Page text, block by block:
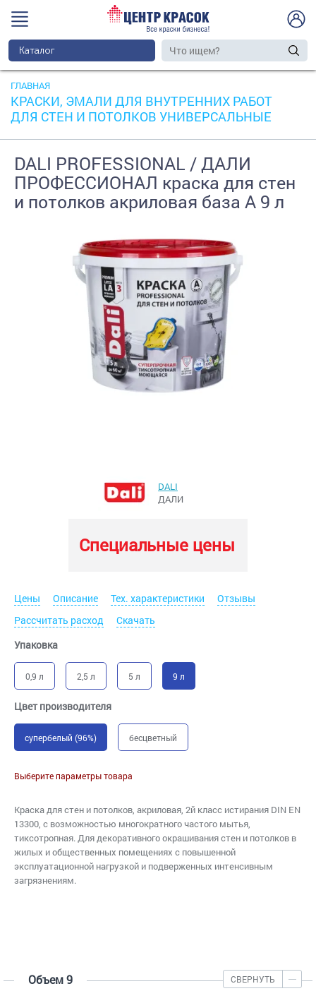
Каталог
ГЛАВНАЯ
КРАСКИ, ЭМАЛИ ДЛЯ ВНУТРЕННИХ РАБОТ
ДЛЯ СТЕН И ПОТОЛКОВ УНИВЕРСАЛЬНЫЕ
DALI PROFESSIONAL / ДАЛИ
ПРОФЕССИОНАЛ краска для стен
и потолков акриловая база А 9 л
DALI
ДАЛИ
Специальные цены
Цены Описание Тех. характеристики
Отзывы
Рассчитать расход
Скачать
Упаковка
0,9 л 2,5 л 5 л 9 л
Цвет производителя
супербелый (96%) бесцветный
Выберите параметры товара
Краска для стен и потолков, акриловая, 2й класс истирания DIN EN
13300, с возможностью многократного частого мытья,
тиксотропная. Для декоративного окрашивания стен и потолков в
жилых и общественных помещениях с повышенной
эксплуатационной нагрузкой и подверженных интенсивным
загрязнениям.
Объем 9 СВЕРНУТЬ